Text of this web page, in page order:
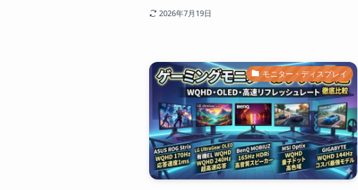
2026年7月19日
モニター・ディスプレイ